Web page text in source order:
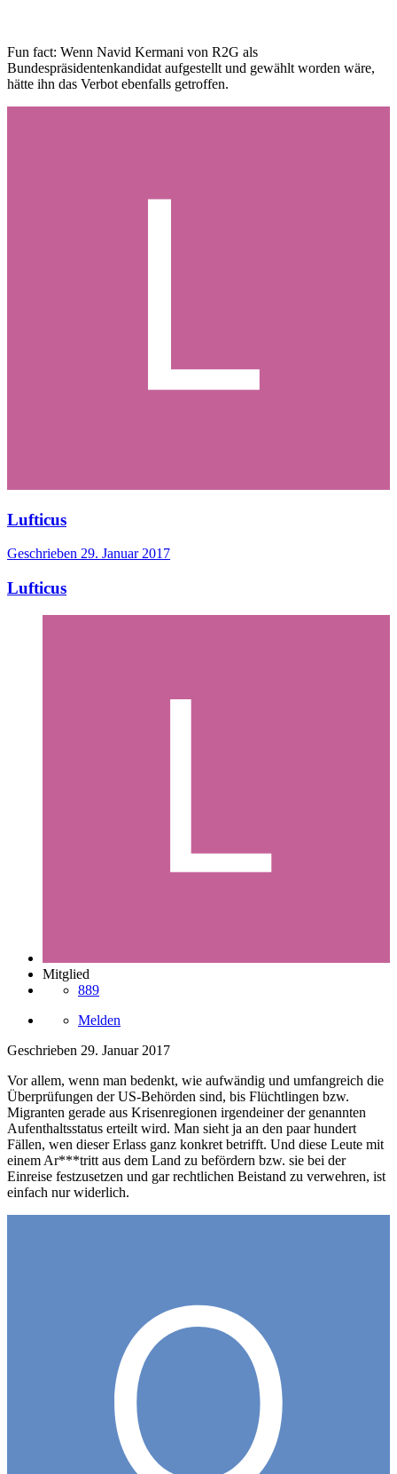
Fun fact: Wenn Navid Kermani von R2G als
Bundespräsidentenkandidat aufgestellt und gewählt worden wäre,
hätte ihn das Verbot ebenfalls getroffen.
Lufticus
Geschrieben 29. Januar 2017
Lufticus
Mitglied
889
Melden
Geschrieben 29. Januar 2017
Vor allem, wenn man bedenkt, wie aufwändig und umfangreich die
Überprüfungen der US-Behörden sind, bis Flüchtlingen bzw.
Migranten gerade aus Krisenregionen irgendeiner der genannten
Aufenthaltsstatus erteilt wird. Man sieht ja an den paar hundert
Fällen, wen dieser Erlass ganz konkret betrifft. Und diese Leute mit
einem Ar***tritt aus dem Land zu befördern bzw. sie bei der
Einreise festzusetzen und gar rechtlichen Beistand zu verwehren, ist
einfach nur widerlich.